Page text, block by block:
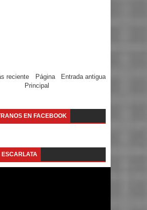
reciente Entrada antigua
Página
Principal
EN FACEBOOK
ESCARLATA